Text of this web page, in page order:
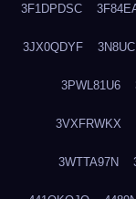
3F1DPDSC
3JX0QDYF
3PWL81U6
3VXFRWKX
3WTTA97N